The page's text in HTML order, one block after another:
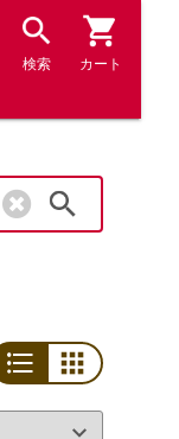
検索 カート